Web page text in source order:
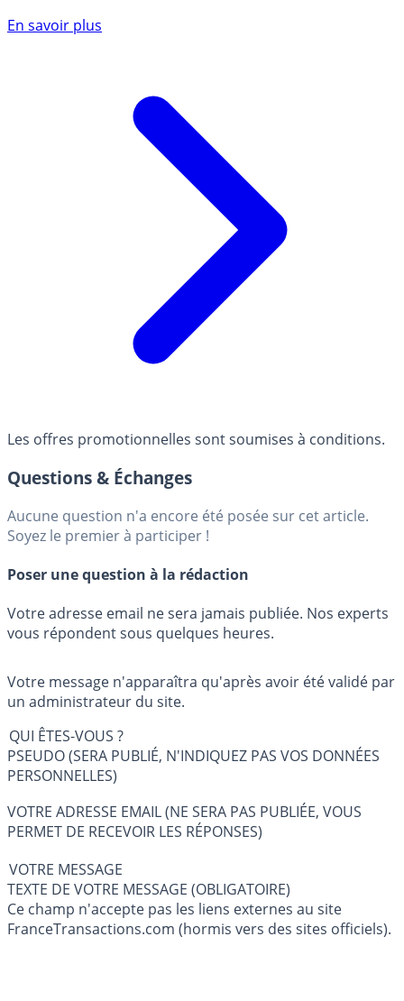
En savoir plus
Les offres promotionnelles sont soumises à conditions.
Questions & Échanges
Aucune question n'a encore été posée sur cet article.
Soyez le premier à participer !
Poser une question à la rédaction
Votre adresse email ne sera jamais publiée. Nos experts
vous répondent sous quelques heures.
Votre message n'apparaîtra qu'après avoir été validé par
un administrateur du site.
QUI ÊTES-VOUS ?
PSEUDO (SERA PUBLIÉ, N'INDIQUEZ PAS VOS DONNÉES
PERSONNELLES)
VOTRE ADRESSE EMAIL (NE SERA PAS PUBLIÉE, VOUS
PERMET DE RECEVOIR LES RÉPONSES)
VOTRE MESSAGE
TEXTE DE VOTRE MESSAGE (OBLIGATOIRE)
Ce champ n'accepte pas les liens externes au site
FranceTransactions.com (hormis vers des sites officiels).